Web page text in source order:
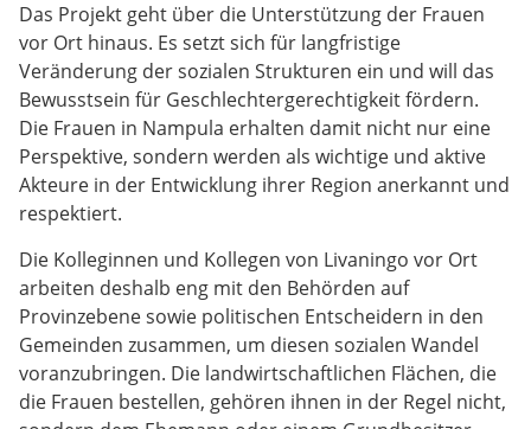
Das Projekt geht über die Unterstützung der Frauen
vor Ort hinaus. Es setzt sich für langfristige
Veränderung der sozialen Strukturen ein und will das
Bewusstsein für Geschlechtergerechtigkeit fördern.
Die Frauen in Nampula erhalten damit nicht nur eine
Perspektive, sondern werden als wichtige und aktive
Akteure in der Entwicklung ihrer Region anerkannt und
respektiert.
Die Kolleginnen und Kollegen von Livaningo vor Ort
arbeiten deshalb eng mit den Behörden auf
Provinzebene sowie politischen Entscheidern in den
Gemeinden zusammen, um diesen sozialen Wandel
voranzubringen. Die landwirtschaftlichen Flächen, die
die Frauen bestellen, gehören ihnen in der Regel nicht,